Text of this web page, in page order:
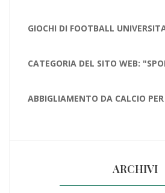
ARCHIVI